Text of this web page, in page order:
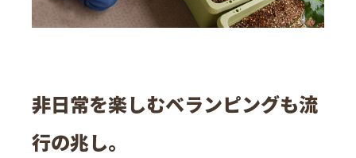
非日常を楽しむベランピングも流
行の兆し。